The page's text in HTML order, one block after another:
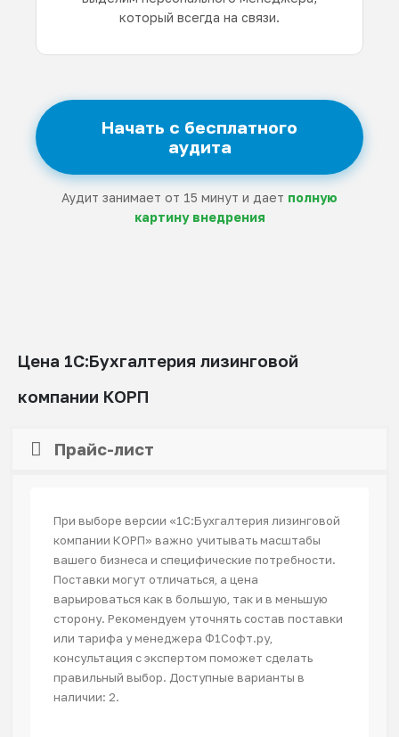
который всегда на связи.
Начать с бесплатного
аудита
Аудит занимает от 15 минут и дает полную
картину внедрения
Цена 1С:Бухгалтерия лизинговой
компании КОРП
Прайс-лист
При выборе версии «1С:Бухгалтерия лизинговой
компании КОРП» важно учитывать масштабы
вашего бизнеса и специфические потребности.
Поставки могут отличаться, а цена
варьироваться как в большую, так и в меньшую
сторону. Рекомендуем уточнять состав поставки
или тарифа у менеджера Ф1Софт.ру,
консультация с экспертом поможет сделать
правильный выбор. Доступные варианты в
наличии: 2.